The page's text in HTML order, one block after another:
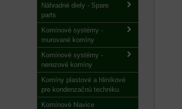
Náhradné diely - Spare
parts
Komínové systémy -
murované komíny
Komínové systémy -
nerezové komíny
Komíny plastové a hliníkové
pre kondenzačnú techniku.
Komínové hlavice